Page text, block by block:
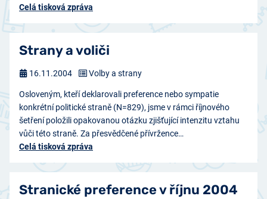
Celá tisková zpráva
Strany a voliči
Osloveným, kteří deklarovali preference nebo sympatie
konkrétní politické straně (N=829), jsme v rámci říjnového
šetření položili opakovanou otázku zjišťující intenzitu vztahu
vůči této straně. Za přesvědčené přívržence…
Celá tisková zpráva
16.11.2004 Volby a strany
Stranické preference v říjnu 2004